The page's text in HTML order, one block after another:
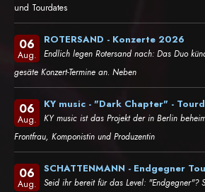
und Tourdates
06
Aug.
ROTERSAND - Konzerte 2026
Endlich legen Rotersand nach: Das Duo
gesäte Konzert-Termine an. Neben
06
Aug.
KY music - "Dark Chapter" -
KY music ist das Projekt der in Berlin
Frontfrau, Komponistin und Produzentin
06
Aug.
SCHATTENMANN - Endgegner
Seid ihr bereit für das Level: "Endgegner"?